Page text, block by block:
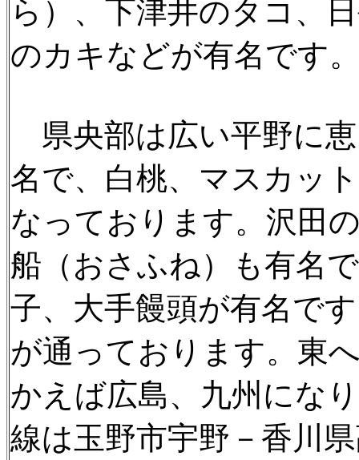
ら）、下津井のタコ、
のカキなどが有名です
県央部は広い平野に
名で、白桃、マスカッ
なっております。沢田
船（おさふね）も有名
子、大手饅頭が有名で
が通っております。東
かえば広島、九州にな
線は玉野市宇野－香川